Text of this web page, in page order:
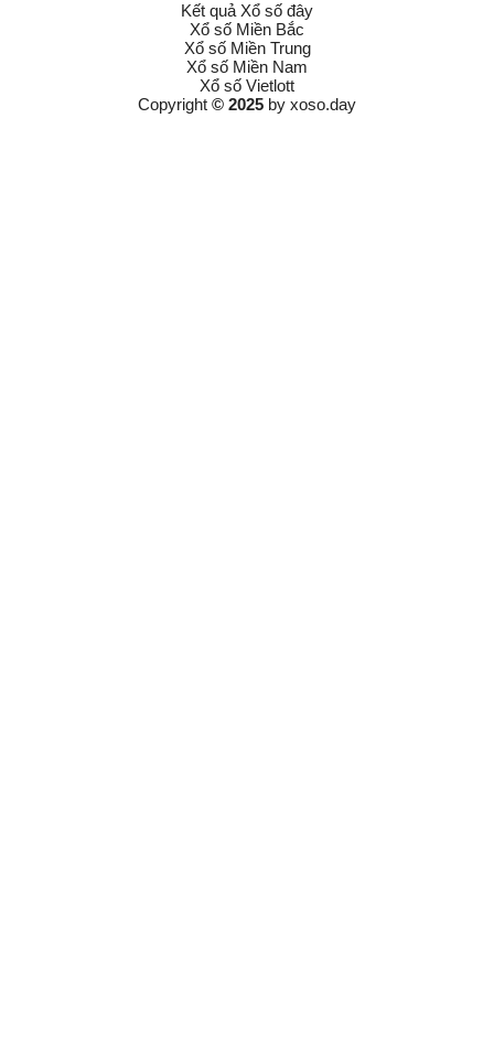
Kết quả Xổ số đây
Xổ số Miền Bắc
Xổ số Miền Trung
Xổ số Miền Nam
Xổ số Vietlott
Copyright © 2025 by xoso.day